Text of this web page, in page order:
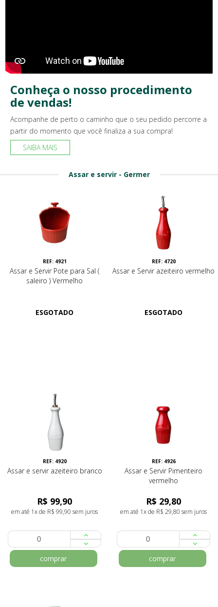
Conheça o nosso procedimento
de vendas!
Acompanhe de perto o caminho que o seu pedido percorre a
partir do momento que você finaliza a sua compra!
SAIBA MAIS
Assar e servir - Germer
REF: 4921
Assar e Servir Pote para Sal (
saleiro ) Vermelho
ESGOTADO
REF: 4720
Assar e Servir azeiteiro vermelho
ESGOTADO
REF: 4920
Assar e servir azeiteiro branco
R$ 99,90
em até 1x de R$ 99,90 sem juros
comprar
REF: 4926
Assar e Servir Pimenteiro
vermelho
R$ 29,80
em até 1x de R$ 29,80 sem juros
comprar